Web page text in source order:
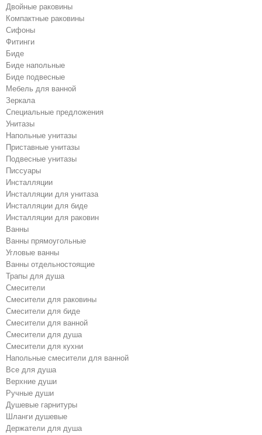
Двойные раковины
Компактные раковины
Сифоны
Фитинги
Биде
Биде напольные
Биде подвесные
Мебель для ванной
Зеркала
Специальные предложения
Унитазы
Напольные унитазы
Приставные унитазы
Подвесные унитазы
Писсуары
Инсталляции
Инсталляции для унитаза
Инсталляции для биде
Инсталляции для раковин
Ванны
Ванны прямоугольные
Угловые ванны
Ванны отдельностоящие
Трапы для душа
Смесители
Cмесители для раковины
Смесители для биде
Смесители для ванной
Cмесители для душа
Cмесители для кухни
Напольные смесители для ванной
Все для душа
Верхние души
Ручные души
Душевые гарнитуры
Шланги душевые
Держатели для душа